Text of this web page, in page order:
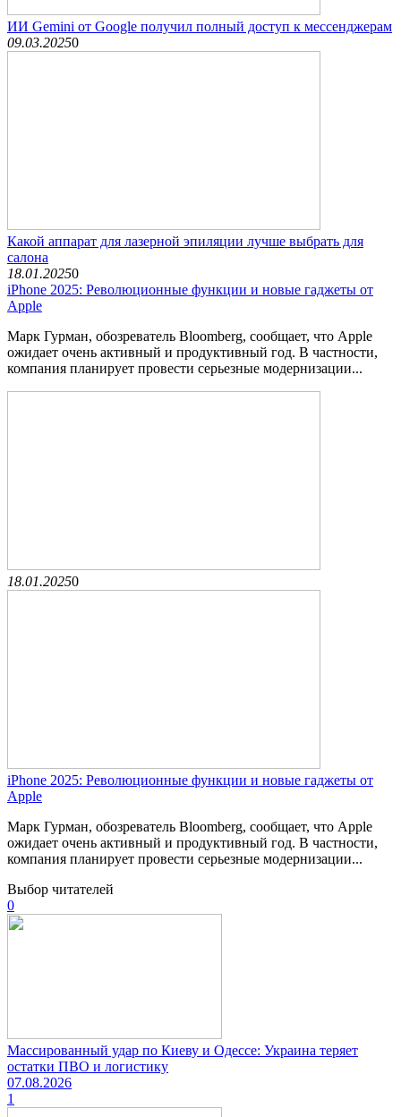
ИИ Gemini от Google получил полный доступ к мессенджерам
09.03.20250
Какой аппарат для лазерной эпиляции лучше выбрать для
салона
18.01.20250
iPhone 2025: Революционные функции и новые гаджеты от
Apple
Марк Гурман, обозреватель Bloomberg, сообщает, что Apple
ожидает очень активный и продуктивный год. В частности,
компания планирует провести серьезные модернизации...
18.01.20250
iPhone 2025: Революционные функции и новые гаджеты от
Apple
Марк Гурман, обозреватель Bloomberg, сообщает, что Apple
ожидает очень активный и продуктивный год. В частности,
компания планирует провести серьезные модернизации...
Выбор читателей
0
Массированный удар по Киеву и Одессе: Украина теряет
остатки ПВО и логистику
07.08.2026
1